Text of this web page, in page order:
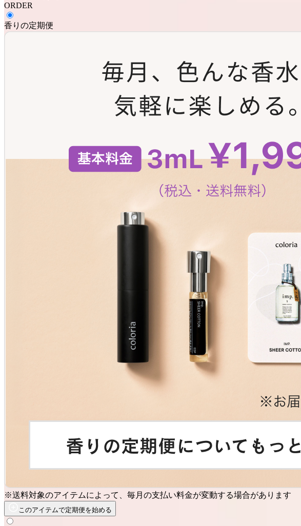
ORDER
香りの定期便
※送料対象のアイテムによって、毎月の支払い料金が変動する場合があります
このアイテムで定期便を始める